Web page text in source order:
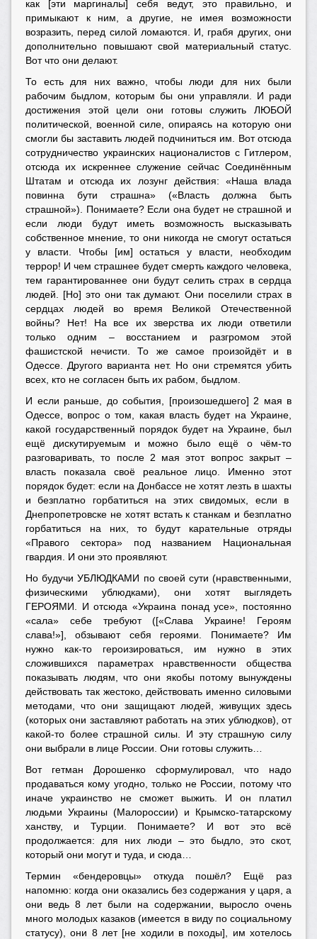
как [эти маргиналы] себя ведут, это правильно, и
примыкают к ним, а другие, не имея возможности
возразить, перед силой ломаются. И, грабя других, они
дополнительно повышают свой материальный статус.
Вот что они делают.
То есть для них важно, чтобы люди для них были
рабочим быдлом, которым бы они управляли. И ради
достижения этой цели они готовы служить ЛЮБОЙ
политической, военной силе, опираясь на которую они
смогли бы заставить людей подчиниться им. Вот отсюда
сотрудничество украинских националистов с Гитлером,
отсюда их искреннее служение сейчас Соединённым
Штатам и отсюда их лозунг действия: «Наша влада
повинна бути страшна» («Власть должна быть
страшной»). Понимаете? Если она будет не страшной и
если люди будут иметь возможность высказывать
собственное мнение, то они никогда не смогут остаться
у власти. Чтобы [им] остаться у власти, необходим
террор! И чем страшнее будет смерть каждого человека,
тем гарантированнее они будут селить страх в сердца
людей. [Но] это они так думают. Они поселили страх в
сердцах людей во время Великой Отечественной
войны? Нет! На все их зверства их люди ответили
только одним – восстанием и разгромом этой
фашистской нечисти. То же самое произойдёт и в
Одессе. Другого варианта нет. Но они стремятся убить
всех, кто не согласен быть их рабом, быдлом.
И если раньше, до события, [произошедшего] 2 мая в
Одессе, вопрос о том, какая власть будет на Украине,
какой государственный порядок будет на Украине, был
ещё дискутируемым и можно было ещё о чём-то
разговаривать, то после 2 мая этот вопрос закрыт –
власть показала своё реальное лицо. Именно этот
порядок будет: если на Донбассе не хотят лезть в шахты
и безплатно горбатиться на этих свидомых, если в
Днепропетровске не хотят встать к станкам и безплатно
горбатиться на них, то будут карательные отряды
«Правого сектора» под названием Национальная
гвардия. И они это проявляют.
Но будучи УБЛЮДКАМИ по своей сути (нравственными,
физическими ублюдками), они хотят выглядеть
ГЕРОЯМИ. И отсюда «Украина понад усе», постоянно
«сала» себе требуют ([«Слава Украине! Героям
слава!»], обзывают себя героями. Понимаете? Им
нужно как-то героизироваться, им нужно в этих
сложившихся параметрах нравственности общества
показывать людям, что они якобы потому вынуждены
действовать так жестоко, действовать именно силовыми
методами, что они защищают людей, живущих здесь
(которых они заставляют работать на этих ублюдков), от
какой-то более страшной силы. И эту страшную силу
они выбрали в лице России. Они готовы служить…
Вот гетман Дорошенко сформулировал, что надо
продаваться кому угодно, только не России, потому что
иначе украинство не сможет выжить. И он платил
людьми Украины (Малороссии) и Крымско-татарскому
ханству, и Турции. Понимаете? И вот это всё
продолжается: для них люди – это быдло, это скот,
который они могут и туда, и сюда…
Термин «бендеровцы» откуда пошёл? Ещё раз
напомню: когда они оказались без содержания у царя, а
они ведь 8 лет были на содержании, выросло очень
много молодых казаков (имеется в виду по социальному
статусу), они 8 лет [не ходили в походы], им хотелось